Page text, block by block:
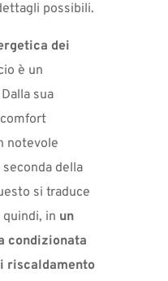
possibili.
dei
è un
sua
notevole
della
si traduce
quindi, in un
condizionata
riscaldamento